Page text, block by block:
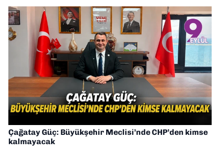
Çağatay Güç: Büyükşehir Meclisi’nde CHP’den kimse
kalmayacak